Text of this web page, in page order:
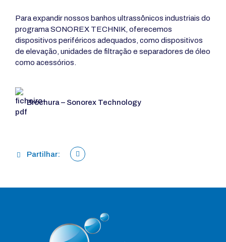
Para expandir nossos banhos ultrassônicos industriais do
programa SONOREX TECHNIK, oferecemos
dispositivos periféricos adequados, como dispositivos
de elevação, unidades de filtração e separadores de óleo
como acessórios.
Brochura – Sonorex Technology
Partilhar: